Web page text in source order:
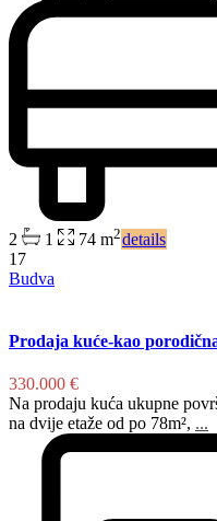
2 1 74 m2details
17
Budva
Prodaja kuće-kao
330.000 €
Na prodaju kuća ukupne
na dvije etaže od po 78m², ...